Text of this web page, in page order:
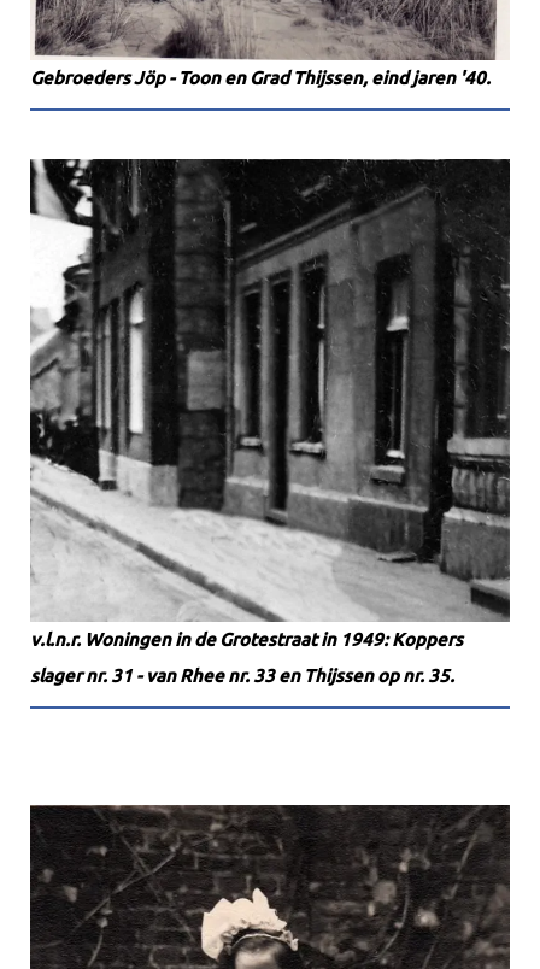
Gebroeders Jöp - Toon en Grad Thijssen, eind jaren '40.
v.l.n.r. Woningen in de Grotestraat in 1949: Koppers
slager nr. 31 - van Rhee nr. 33 en Thijssen op nr. 35.